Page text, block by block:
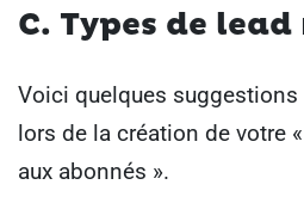
C. Types de
Voici quelques
lors de la création de votre
aux abonnés ».